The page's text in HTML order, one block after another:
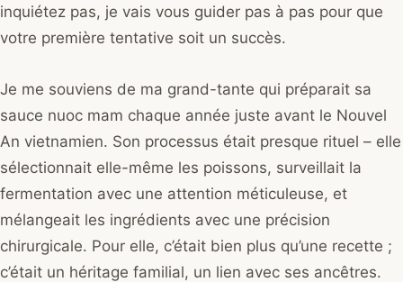
inquiétez pas, je vais vous guider pas à pas pour que
votre première tentative soit un succès.
Je me souviens de ma grand-tante qui préparait sa
sauce nuoc mam chaque année juste avant le Nouvel
An vietnamien. Son processus était presque rituel – elle
sélectionnait elle-même les poissons, surveillait la
fermentation avec une attention méticuleuse, et
mélangeait les ingrédients avec une précision
chirurgicale. Pour elle, c’était bien plus qu’une recette ;
c’était un héritage familial, un lien avec ses ancêtres.